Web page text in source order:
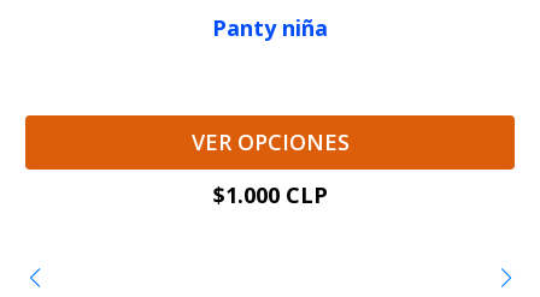
Panty niña
VER OPCIONES
$1.000 CLP